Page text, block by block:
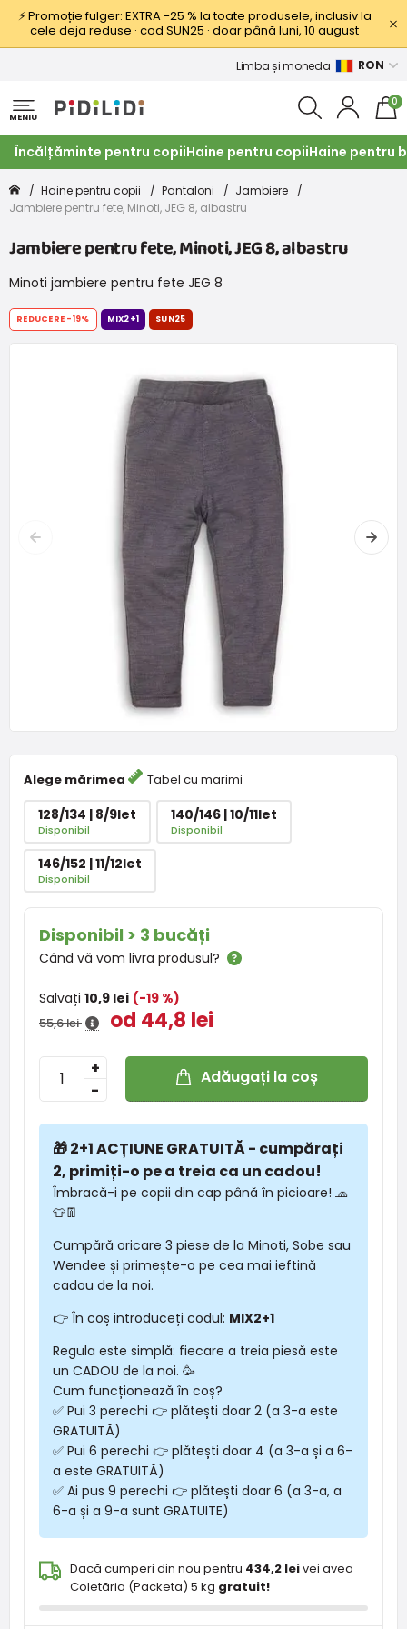
⚡ Promoție fulger: EXTRA −25 % la toate produsele, inclusiv la
cele deja reduse · cod SUN25 · doar până luni, 10 august
Limba și moneda RON
MENIU
0
Încălțăminte pentru copiiHaine pentru copiiHaine pentru
Haine pentru copii Pantaloni
Jambiere
Jambiere pentru fete, Minoti, JEG 8, albastru
Jambiere pentru fete, Minoti, JEG 8, albastru
Minoti jambiere pentru fete JEG 8
Alege mărimea Tabel cu marimi
128/134 | 8/9let
Disponibil
140/146 | 10/11let
Disponibil
146/152 | 11/12let
Disponibil
Disponibil > 3 bucăți
Când vă vom livra produsul?
Salvați 10,9 lei (-19 %)
55,6 lei od 44,8 lei
-
+ Adăugați la coș
🎁 2+1 ACȚIUNE GRATUITĂ - cumpărați
2, primiți-o pe a treia ca un cadou!
Îmbracă-i pe copii din cap până în picioare! 🧢
👕👖
Cumpără oricare 3 piese de la Minoti, Sobe sau
Wendee și primește-o pe cea mai ieftină
cadou de la noi.
👉 În coș introduceți codul: MIX2+1
Regula este simplă: fiecare a treia piesă este
un CADOU de la noi. 🥳
Cum funcționează în coș?
✅ Pui 3 perechi 👉 plătești doar 2 (a 3-a este
GRATUITĂ)
✅ Pui 6 perechi 👉 plătești doar 4 (a 3-a și a 6-
a este GRATUITĂ)
✅ Ai pus 9 perechi 👉 plătești doar 6 (a 3-a, a
6-a și a 9-a sunt GRATUITE)
Dacă cumperi din nou pentru 434,2 leivei avea
Coletăria (Packeta) 5 kg gratuit!
REDUCERE -19% MIX2+1 SUN25